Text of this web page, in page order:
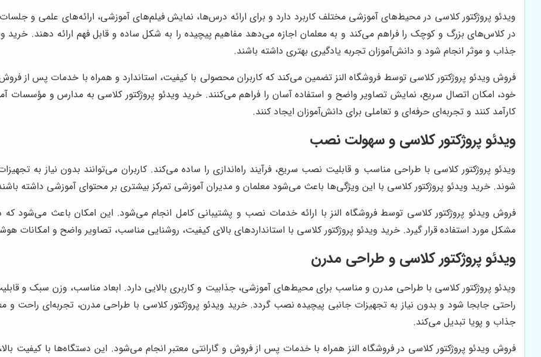
ویدئو پروژکتور کلاسی در محیط‌های آموزشی مختلف کاربرد دارد و برای ارائه درس‌ها، نمایش فیلم‌های آموزشی، ارائه‌های علمی و
در کلاس‌های بزرگ و کوچک را فراهم می‌کند و به معلمان اجازه می‌دهد مفاهیم پیچیده را به شکل ساده و قابل فهم ارائه دهند. خرید
جذاب و موثر انجام شود و دانش‌آموزان تجربه یادگیری بهتری داشته باشند.
فروش ویدئو پروژکتور کلاسی توسط فروشگاه النز تضمین می‌کند که کاربران محصولی با کیفیت، استاندارد و همراه با خدمات پس از
خود، امکان اتصال سریع، نمایش تصاویر واضح و استفاده آسان را فراهم می‌کنند. خرید ویدئو پروژکتور کلاسی به مدارس و
کارآمد کنند و تجربه‌ای حرفه‌ای و تعاملی برای دانش‌آموزان ایجاد کنند.
ویدئو پروژکتور کلاسی و سهولت نصب
ویدئو پروژکتور کلاسی با طراحی مناسب و قابلیت نصب سریع، فرآیند راه‌اندازی را ساده می‌کند. کاربران می‌توانند بدون نیاز به
شوند. خرید ویدئو پروژکتور کلاسی با این ویژگی‌ها باعث می‌شود معلمان و مدیران آموزشی تمرکز بیشتری بر محتوای آموزشی داشته
فروش ویدئو پروژکتور کلاسی توسط فروشگاه النز با ارائه خدمات نصب و پشتیبانی کامل انجام می‌شود. این امکان باعث
مشکل مورد استفاده قرار گیرد. خرید ویدئو پروژکتور کلاسی با استانداردهای بالای کیفیت، روشنایی مناسب، تصاویر واضح و امکانات
ویدئو پروژکتور کلاسی و طراحی مدرن
ویدئو پروژکتور کلاسی با طراحی مدرن و مناسب برای محیط‌های آموزشی، جذابیت و کاربری بالایی دارد. ابعاد مناسب، وزن سبک و
راحتی جابجا شود و بدون نیاز به تجهیزات جانبی پیچیده نصب گردد. خرید ویدئو پروژکتور کلاسی با طراحی مدرن، تجربه‌ای راحت
جذاب و پویا تبدیل می‌کند.
فروش ویدئو پروژکتور کلاسی در فروشگاه النز همراه با خدمات پس از فروش و گارانتی معتبر انجام می‌شود. این دستگاه‌ها با کیفیت